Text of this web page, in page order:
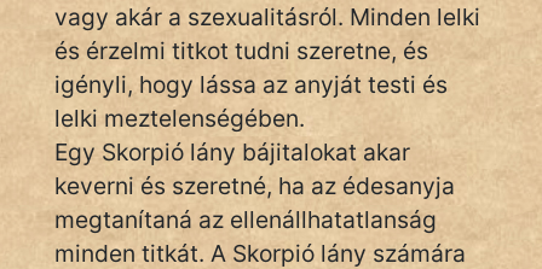
Hoffer Botond
szemfüles
vagy akár a szexualitásról. Minden lelki
és érzelmi titkot tudni szeretne, és
igényli, hogy lássa az anyját testi és
lelki meztelenségében.
Egy Skorpió lány bájitalokat akar
keverni és szeretné, ha az édesanyja
megtanítaná az ellenállhatatlanság
minden titkát. A Skorpió lány számára